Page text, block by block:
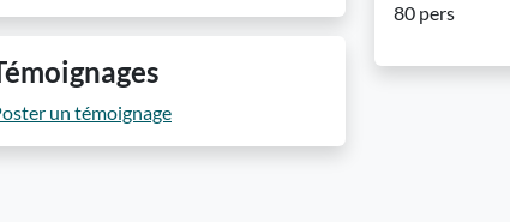
un témoignage
80 pers